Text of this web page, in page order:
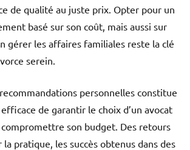
de qualité au juste prix. Opter pour un
basé sur son coût, mais aussi sur
gérer les affaires familiales reste la clé
serein.
personnelles constitue
de garantir le choix d’un avocat
son budget. Des retours
la pratique, les succès obtenus dans des